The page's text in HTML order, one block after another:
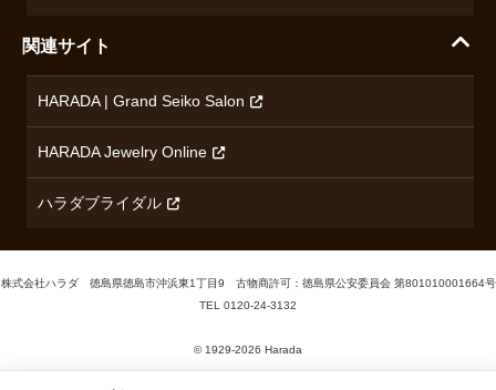
ブランド一覧を見る
関連サイト
HARADA | Grand Seiko Salon
HARADA Jewelry Online
ハラダブライダル
株式会社ハラダ 徳島県徳島市沖浜東1丁目9 古物商許可：徳島県公安委員会 第801010001664号
TEL 0120-24-3132
© 1929‐2026 Harada